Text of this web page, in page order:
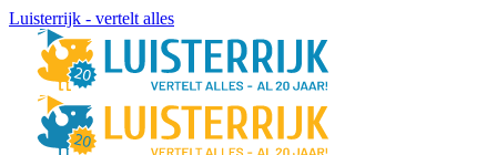
Luisterrijk - vertelt alles